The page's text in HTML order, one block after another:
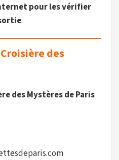
pour les vérifier
.
des
des Mystères de Paris